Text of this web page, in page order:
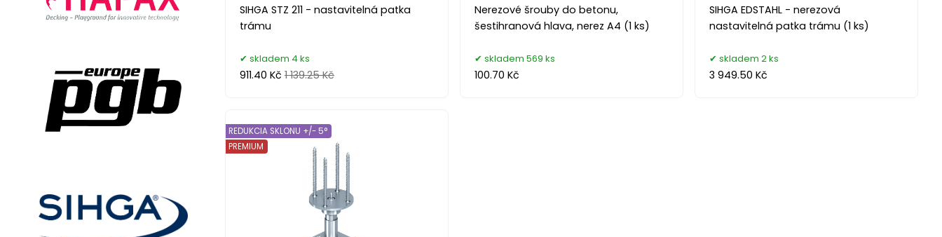
SIHGA STZ 211 - nastavitelná patka
trámu
skladem 4 ks
911.40 Kč 1 139.25 Kč
Nerezové šrouby do betonu,
šestihranová hlava, nerez A4 (1 ks)
skladem 569 ks
100.70 Kč
SIHGA EDSTAHL - nerezová
nastavitelná patka trámu (1 ks)
skladem 2 ks
3 949.50 Kč
REDUKCIA SKLONU +/- 5°
PREMIUM